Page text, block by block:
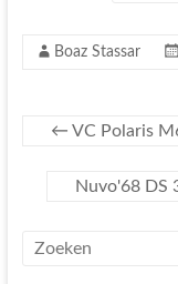
Boaz Stassar
← VC Polaris
Nuvo'68 DS